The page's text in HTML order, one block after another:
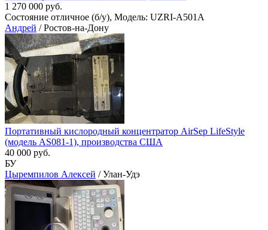
1 270 000 руб.
Состояние отличное (б/у), Модель: UZRI-A501A
Андрей / Ростов-на-Дону
Портативный кислородный концентратор AirSep LifeStyle
(модель AS081-1), производства США
40 000 руб.
БУ
Цыремпилов Алексей / Улан-Удэ